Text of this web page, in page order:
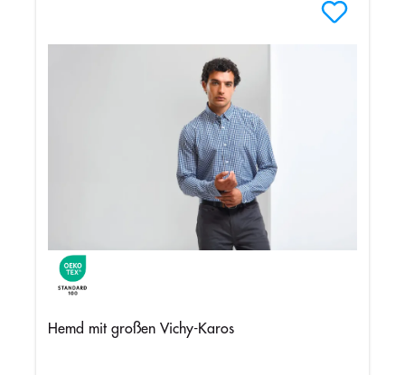
Hemd mit großen Vichy-Karos